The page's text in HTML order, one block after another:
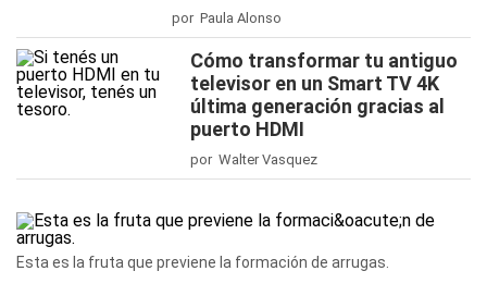
por Paula Alonso
Cómo transformar tu antiguo
televisor en un Smart TV 4K
última generación gracias al
puerto HDMI
por Walter Vasquez
Esta es la fruta que previene la formación de arrugas.